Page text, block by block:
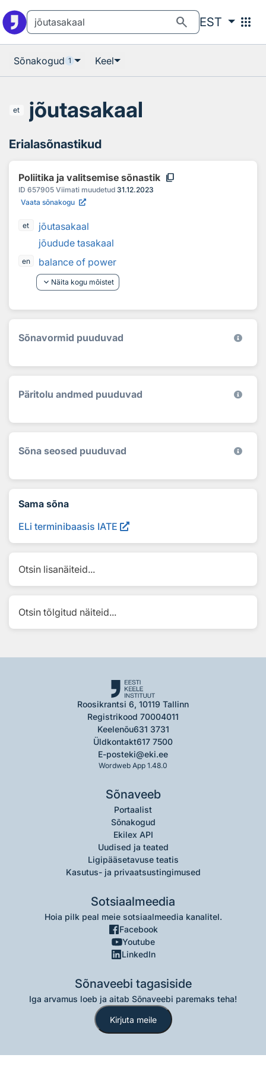
search EST apps
Sõnakogud 1 Keel
et jõutasakaal
Erialasõnastikud
Poliitika ja valitsemise sõnastik content_copy
ID 657905 Viimati muudetud 31.12.2023
Vaata sõnakogu
et
jõutasakaal
jõudude tasakaal
en
balance of power
keyboard_arrow_down Näita kogu mõistet
Sõnavormid puuduvad
Päritolu andmed puuduvad
Sõna seosed puuduvad
Sama sõna
ELi terminibaasis IATE
Otsin lisanäiteid...
Otsin tõlgitud näiteid...
Roosikrantsi 6, 10119 Tallinn
Registrikood 70004011
Keelenõu631 3731
Üldkontakt617 7500
E-posteki@eki.ee
Wordweb App 1.48.0
Sõnaveeb
Portaalist
Sõnakogud
Ekilex API
Uudised ja teated
Ligipääsetavuse teatis
Kasutus- ja privaatsustingimused
Sotsiaalmeedia
Hoia pilk peal meie sotsiaalmeedia kanalitel.
Facebook
Youtube
LinkedIn
Sõnaveebi tagasiside
Iga arvamus loeb ja aitab Sõnaveebi paremaks teha!
Kirjuta meile